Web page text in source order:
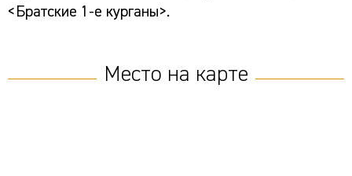
<Братские 1-е курганы>.
Место на карте